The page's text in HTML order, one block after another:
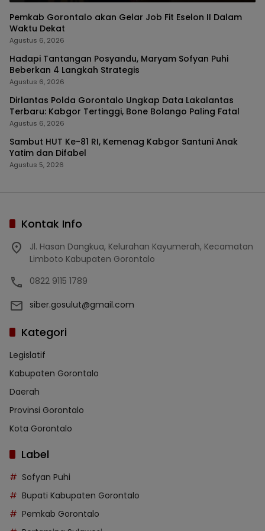
Pemkab Gorontalo akan Gelar Job Fit Eselon II Dalam
Waktu Dekat
Agustus 6, 2026
Hadapi Tantangan Posyandu, Maryam Sofyan Puhi
Beberkan 4 Langkah Strategis
Agustus 6, 2026
Dirlantas Polda Gorontalo Ungkap Data Lakalantas
Terbaru: Kabgor Tertinggi, Bone Bolango Paling Fatal
Agustus 6, 2026
Sambut HUT Ke-81 RI, Kemenag Kabgor Santuni Anak
Yatim dan Difabel
Agustus 5, 2026
Kontak Info
Jl. Hasan Dangkua, Kelurahan Kayumerah, Kecamatan
Limboto Kabupaten Gorontalo
0822 9115 1789
siber.gosulut@gmail.com
Kategori
Legislatif
Kabupaten Gorontalo
Daerah
Provinsi Gorontalo
Kota Gorontalo
Label
Sofyan Puhi
Bupati Kabupaten Gorontalo
Pemkab Gorontalo